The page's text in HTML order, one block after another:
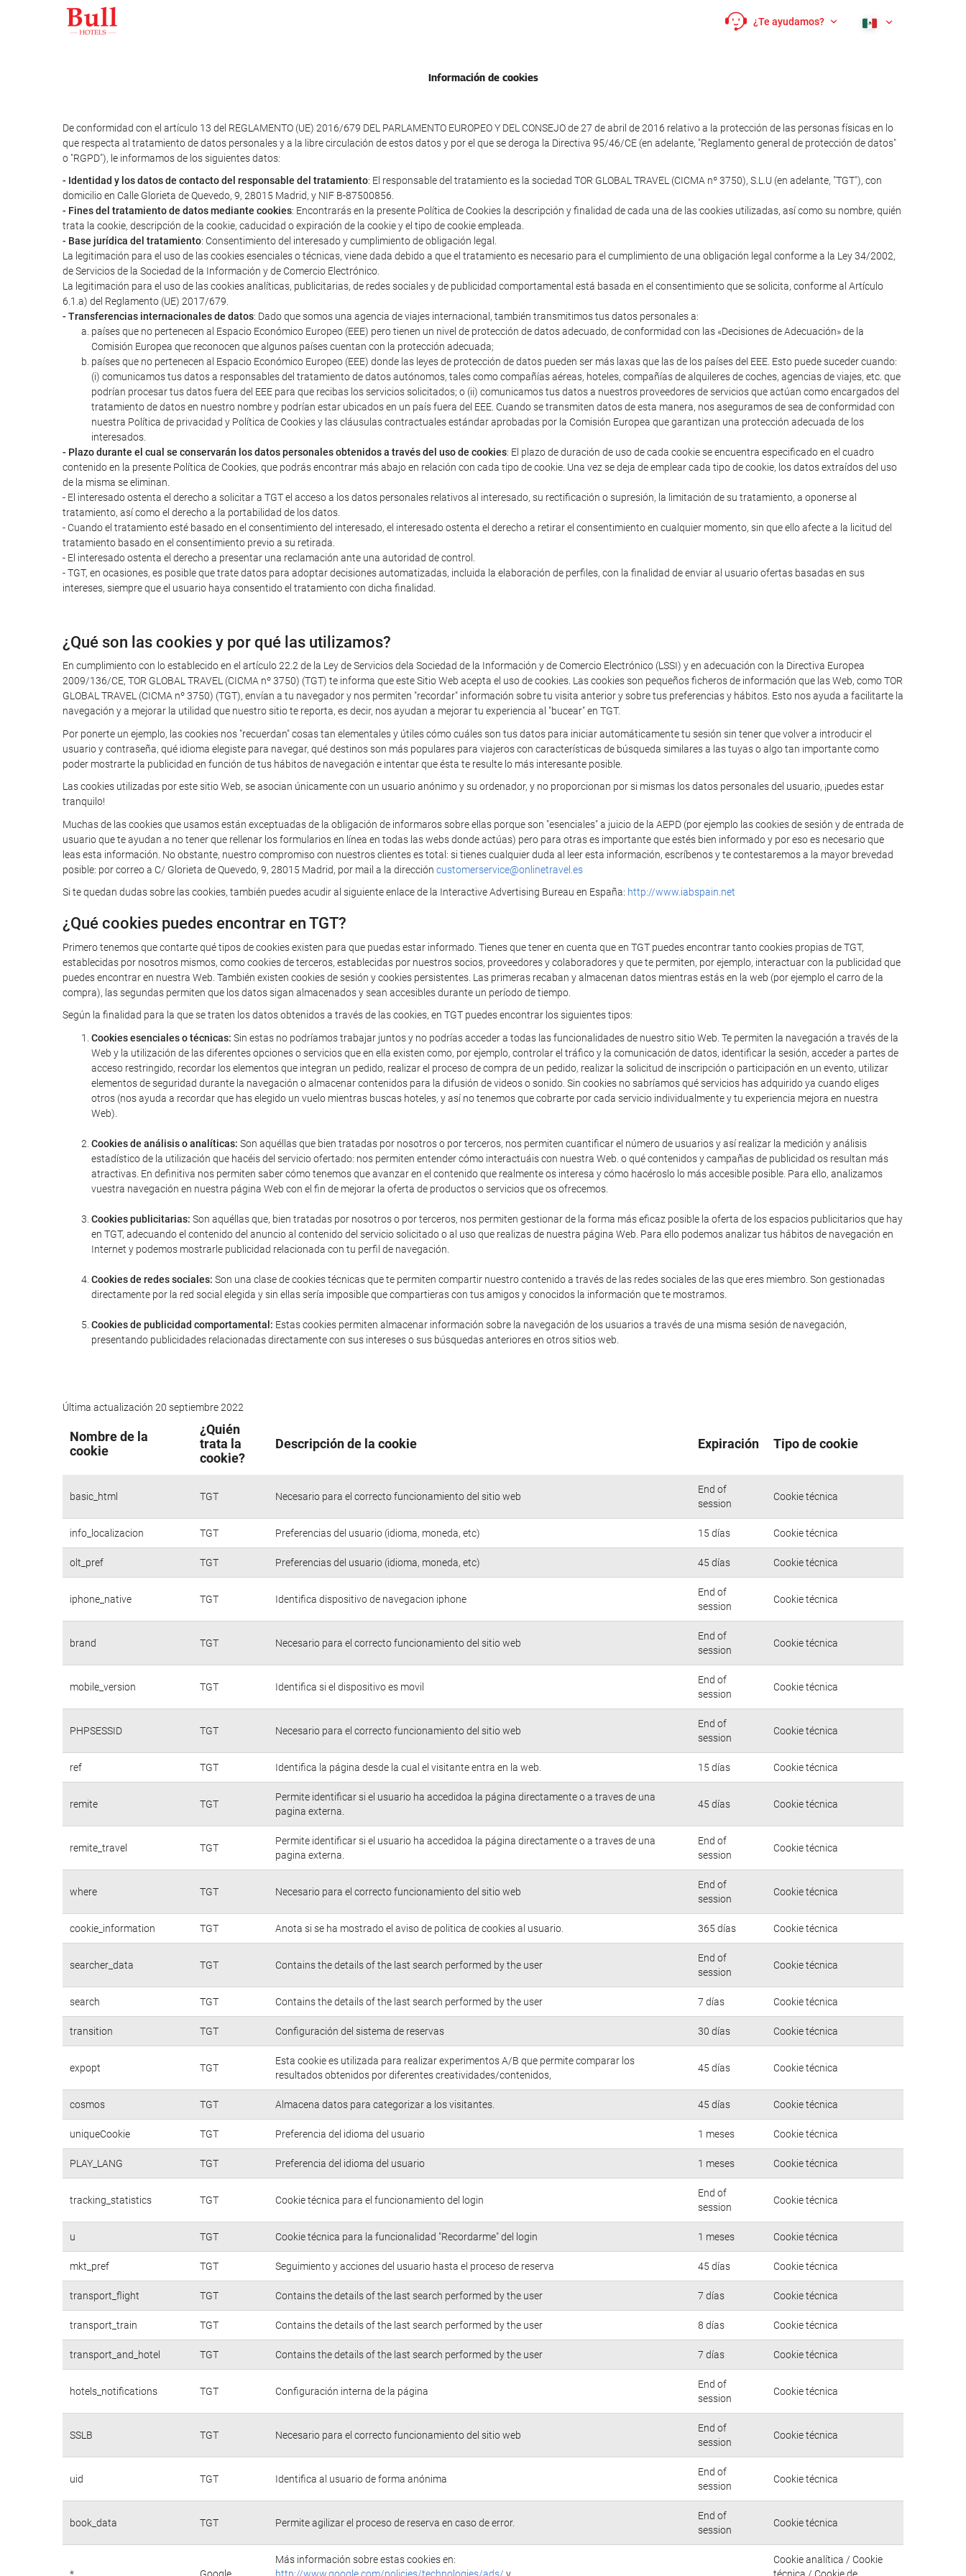
¿Te ayudamos?
Información de cookies
De conformidad con el artículo 13 del REGLAMENTO (UE) 2016/679 DEL PARLAMENTO EUROPEO Y DEL CONSEJO de 27 de abril de 2016 relativo a la protección de las personas físicas en lo
que respecta al tratamiento de datos personales y a la libre circulación de estos datos y por el que se deroga la Directiva 95/46/CE (en adelante, "Reglamento general de protección de datos"
o "RGPD"), le informamos de los siguientes datos:
- Identidad y los datos de contacto del responsable del tratamiento: El responsable del tratamiento es la sociedad TOR GLOBAL TRAVEL (CICMA nº 3750), S.L.U (en adelante, "TGT"), con
domicilio en Calle Glorieta de Quevedo, 9, 28015 Madrid, y NIF B-87500856.
- Fines del tratamiento de datos mediante cookies: Encontrarás en la presente Política de Cookies la descripción y finalidad de cada una de las cookies utilizadas, así como su nombre, quién
trata la cookie, descripción de la cookie, caducidad o expiración de la cookie y el tipo de cookie empleada.
- Base jurídica del tratamiento: Consentimiento del interesado y cumplimiento de obligación legal.
La legitimación para el uso de las cookies esenciales o técnicas, viene dada debido a que el tratamiento es necesario para el cumplimiento de una obligación legal conforme a la Ley 34/2002,
de Servicios de la Sociedad de la Información y de Comercio Electrónico.
La legitimación para el uso de las cookies analíticas, publicitarias, de redes sociales y de publicidad comportamental está basada en el consentimiento que se solicita, conforme al Artículo
6.1.a) del Reglamento (UE) 2017/679.
- Transferencias internacionales de datos: Dado que somos una agencia de viajes internacional, también transmitimos tus datos personales a:
países que no pertenecen al Espacio Económico Europeo (EEE) pero tienen un nivel de protección de datos adecuado, de conformidad con las «Decisiones de Adecuación» de la
Comisión Europea que reconocen que algunos países cuentan con la protección adecuada;
países que no pertenecen al Espacio Económico Europeo (EEE) donde las leyes de protección de datos pueden ser más laxas que las de los países del EEE. Esto puede suceder cuando:
(i) comunicamos tus datos a responsables del tratamiento de datos autónomos, tales como compañías aéreas, hoteles, compañías de alquileres de coches, agencias de viajes, etc. que
podrían procesar tus datos fuera del EEE para que recibas los servicios solicitados; o (ii) comunicamos tus datos a nuestros proveedores de servicios que actúan como encargados del
tratamiento de datos en nuestro nombre y podrían estar ubicados en un país fuera del EEE. Cuando se transmiten datos de esta manera, nos aseguramos de sea de conformidad con
nuestra Política de privacidad y Política de Cookies y las cláusulas contractuales estándar aprobadas por la Comisión Europea que garantizan una protección adecuada de los
interesados.
- Plazo durante el cual se conservarán los datos personales obtenidos a través del uso de cookies: El plazo de duración de uso de cada cookie se encuentra especificado en el cuadro
contenido en la presente Política de Cookies, que podrás encontrar más abajo en relación con cada tipo de cookie. Una vez se deja de emplear cada tipo de cookie, los datos extraídos del uso
de la misma se eliminan.
- El interesado ostenta el derecho a solicitar a TGT el acceso a los datos personales relativos al interesado, su rectificación o supresión, la limitación de su tratamiento, a oponerse al
tratamiento, así como el derecho a la portabilidad de los datos.
- Cuando el tratamiento esté basado en el consentimiento del interesado, el interesado ostenta el derecho a retirar el consentimiento en cualquier momento, sin que ello afecte a la licitud del
tratamiento basado en el consentimiento previo a su retirada.
- El interesado ostenta el derecho a presentar una reclamación ante una autoridad de control.
- TGT, en ocasiones, es posible que trate datos para adoptar decisiones automatizadas, incluida la elaboración de perfiles, con la finalidad de enviar al usuario ofertas basadas en sus
intereses, siempre que el usuario haya consentido el tratamiento con dicha finalidad.
¿Qué son las cookies y por qué las utilizamos?
En cumplimiento con lo establecido en el artículo 22.2 de la Ley de Servicios dela Sociedad de la Información y de Comercio Electrónico (LSSI) y en adecuación con la Directiva Europea
2009/136/CE, TOR GLOBAL TRAVEL (CICMA nº 3750) (TGT) te informa que este Sitio Web acepta el uso de cookies. Las cookies son pequeños ficheros de información que las Web, como TOR
GLOBAL TRAVEL (CICMA nº 3750) (TGT), envían a tu navegador y nos permiten "recordar" información sobre tu visita anterior y sobre tus preferencias y hábitos. Esto nos ayuda a facilitarte la
navegación y a mejorar la utilidad que nuestro sitio te reporta, es decir, nos ayudan a mejorar tu experiencia al "bucear" en TGT.
Por ponerte un ejemplo, las cookies nos "recuerdan" cosas tan elementales y útiles cómo cuáles son tus datos para iniciar automáticamente tu sesión sin tener que volver a introducir el
usuario y contraseña, qué idioma elegiste para navegar, qué destinos son más populares para viajeros con características de búsqueda similares a las tuyas o algo tan importante como
poder mostrarte la publicidad en función de tus hábitos de navegación e intentar que ésta te resulte lo más interesante posible.
Las cookies utilizadas por este sitio Web, se asocian únicamente con un usuario anónimo y su ordenador, y no proporcionan por si mismas los datos personales del usuario, ¡puedes estar
tranquilo!
Muchas de las cookies que usamos están exceptuadas de la obligación de informaros sobre ellas porque son "esenciales" a juicio de la AEPD (por ejemplo las cookies de sesión y de entrada de
usuario que te ayudan a no tener que rellenar los formularios en línea en todas las webs donde actúas) pero para otras es importante que estés bien informado y por eso es necesario que
leas esta información. No obstante, nuestro compromiso con nuestros clientes es total: si tienes cualquier duda al leer esta información, escríbenos y te contestaremos a la mayor brevedad
posible: por correo a C/ Glorieta de Quevedo, 9, 28015 Madrid, por mail a la dirección customerservice@onlinetravel.es
Si te quedan dudas sobre las cookies, también puedes acudir al siguiente enlace de la Interactive Advertising Bureau en España: http://www.iabspain.net
¿Qué cookies puedes encontrar en TGT?
Primero tenemos que contarte qué tipos de cookies existen para que puedas estar informado. Tienes que tener en cuenta que en TGT puedes encontrar tanto cookies propias de TGT,
establecidas por nosotros mismos, como cookies de terceros, establecidas por nuestros socios, proveedores y colaboradores y que te permiten, por ejemplo, interactuar con la publicidad que
puedes encontrar en nuestra Web. También existen cookies de sesión y cookies persistentes. Las primeras recaban y almacenan datos mientras estás en la web (por ejemplo el carro de la
compra), las segundas permiten que los datos sigan almacenados y sean accesibles durante un período de tiempo.
Según la finalidad para la que se traten los datos obtenidos a través de las cookies, en TGT puedes encontrar los siguientes tipos:
Cookies esenciales o técnicas: Sin estas no podríamos trabajar juntos y no podrías acceder a todas las funcionalidades de nuestro sitio Web. Te permiten la navegación a través de la
Web y la utilización de las diferentes opciones o servicios que en ella existen como, por ejemplo, controlar el tráfico y la comunicación de datos, identificar la sesión, acceder a partes de
acceso restringido, recordar los elementos que integran un pedido, realizar el proceso de compra de un pedido, realizar la solicitud de inscripción o participación en un evento, utilizar
elementos de seguridad durante la navegación o almacenar contenidos para la difusión de videos o sonido. Sin cookies no sabríamos qué servicios has adquirido ya cuando eliges
otros (nos ayuda a recordar que has elegido un vuelo mientras buscas hoteles, y así no tenemos que cobrarte por cada servicio individualmente y tu experiencia mejora en nuestra
Web).
Cookies de análisis o analíticas: Son aquéllas que bien tratadas por nosotros o por terceros, nos permiten cuantificar el número de usuarios y así realizar la medición y análisis
estadístico de la utilización que hacéis del servicio ofertado: nos permiten entender cómo interactuáis con nuestra Web. o qué contenidos y campañas de publicidad os resultan más
atractivas. En definitiva nos permiten saber cómo tenemos que avanzar en el contenido que realmente os interesa y cómo hacéroslo lo más accesible posible. Para ello, analizamos
vuestra navegación en nuestra página Web con el fin de mejorar la oferta de productos o servicios que os ofrecemos.
Cookies publicitarias: Son aquéllas que, bien tratadas por nosotros o por terceros, nos permiten gestionar de la forma más eficaz posible la oferta de los espacios publicitarios que hay
en TGT, adecuando el contenido del anuncio al contenido del servicio solicitado o al uso que realizas de nuestra página Web. Para ello podemos analizar tus hábitos de navegación en
Internet y podemos mostrarle publicidad relacionada con tu perfil de navegación.
Cookies de redes sociales: Son una clase de cookies técnicas que te permiten compartir nuestro contenido a través de las redes sociales de las que eres miembro. Son gestionadas
directamente por la red social elegida y sin ellas sería imposible que compartieras con tus amigos y conocidos la información que te mostramos.
Cookies de publicidad comportamental: Estas cookies permiten almacenar información sobre la navegación de los usuarios a través de una misma sesión de navegación,
presentando publicidades relacionadas directamente con sus intereses o sus búsquedas anteriores en otros sitios web.
Última actualización 20 septiembre 2022
Nombre de la
cookie
¿Quién
trata la
cookie?
Descripción de la cookie Expiración Tipo de cookie
basic_html TGT Necesario para el correcto funcionamiento del sitio web
End of
session
Cookie técnica
info_localizacion TGT Preferencias del usuario (idioma, moneda, etc) 15 días Cookie técnica
olt_pref TGT Preferencias del usuario (idioma, moneda, etc) 45 días Cookie técnica
iphone_native TGT Identifica dispositivo de navegacion iphone
End of
session
Cookie técnica
brand TGT Necesario para el correcto funcionamiento del sitio web
End of
session
Cookie técnica
mobile_version TGT Identifica si el dispositivo es movil
End of
session
Cookie técnica
PHPSESSID TGT Necesario para el correcto funcionamiento del sitio web
End of
session
Cookie técnica
ref TGT Identifica la página desde la cual el visitante entra en la web. 15 días Cookie técnica
remite TGT
Permite identificar si el usuario ha accedidoa la página directamente o a traves de una
pagina externa.
45 días Cookie técnica
remite_travel TGT
Permite identificar si el usuario ha accedidoa la página directamente o a traves de una
pagina externa.
End of
session
Cookie técnica
where TGT Necesario para el correcto funcionamiento del sitio web
End of
session
Cookie técnica
cookie_information TGT Anota si se ha mostrado el aviso de politica de cookies al usuario. 365 días Cookie técnica
searcher_data TGT Contains the details of the last search performed by the user
End of
session
Cookie técnica
search TGT Contains the details of the last search performed by the user 7 días Cookie técnica
transition TGT Configuración del sistema de reservas 30 días Cookie técnica
expopt TGT
Esta cookie es utilizada para realizar experimentos A/B que permite comparar los
resultados obtenidos por diferentes creatividades/contenidos,
45 días Cookie técnica
cosmos TGT Almacena datos para categorizar a los visitantes. 45 días Cookie técnica
uniqueCookie TGT Preferencia del idioma del usuario 1 meses Cookie técnica
PLAY_LANG TGT Preferencia del idioma del usuario 1 meses Cookie técnica
tracking_statistics TGT Cookie técnica para el funcionamiento del login
End of
session
Cookie técnica
u TGT Cookie técnica para la funcionalidad "Recordarme" del login 1 meses Cookie técnica
mkt_pref TGT Seguimiento y acciones del usuario hasta el proceso de reserva 45 días Cookie técnica
transport_flight TGT Contains the details of the last search performed by the user 7 días Cookie técnica
transport_train TGT Contains the details of the last search performed by the user 8 días Cookie técnica
transport_and_hotel TGT Contains the details of the last search performed by the user 7 días Cookie técnica
hotels_notifications TGT Configuración interna de la página
End of
session
Cookie técnica
SSLB TGT Necesario para el correcto funcionamiento del sitio web
End of
session
Cookie técnica
uid TGT Identifica al usuario de forma anónima
End of
session
Cookie técnica
book_data TGT Permite agilizar el proceso de reserva en caso de error.
End of
session
Cookie técnica
Más información sobre estas cookies en:
Cookie analítica / Cookie